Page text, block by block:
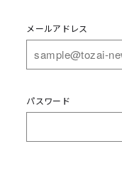
メールアドレス
パスワード